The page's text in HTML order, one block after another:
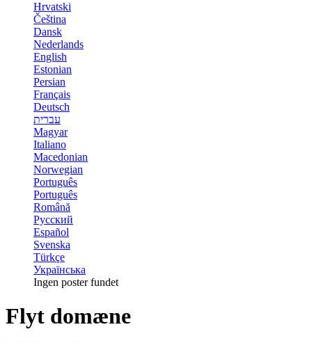
Hrvatski
Čeština
Dansk
Nederlands
English
Estonian
Persian
Français
Deutsch
עברית
Magyar
Italiano
Macedonian
Norwegian
Português
Português
Română
Русский
Español
Svenska
Türkçe
Українська
Ingen poster fundet
Flyt domæne